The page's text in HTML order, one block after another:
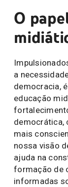
O
a
democracia,
educação
democrática,
mais
nossa visão
ajuda na
formação de
informadas